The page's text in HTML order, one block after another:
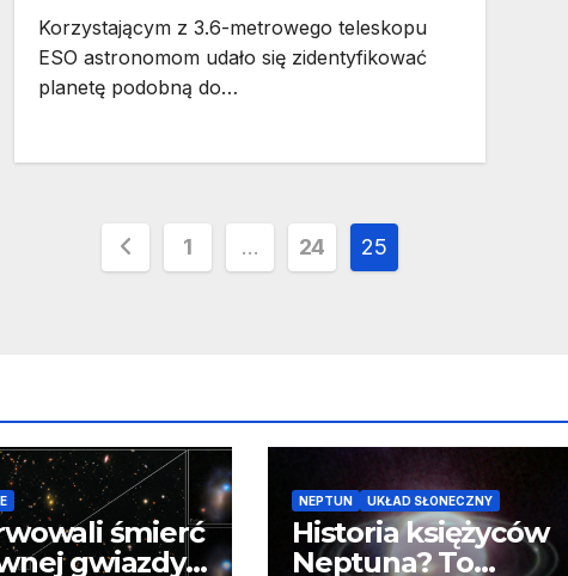
Korzystającym z 3.6-metrowego teleskopu
ESO astronomom udało się zidentyfikować
planetę podobną do…
Stronicowanie
1 … 24 25
śmierć
gwiazdy
NEPTUN UKŁAD SŁONECZNY
Historia księżyców
Neptuna? To